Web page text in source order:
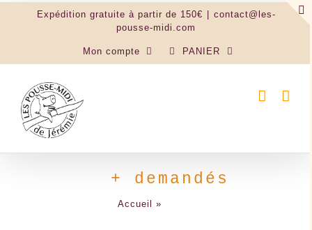
Expédition gratuite à partir de 150€
contact@les-
pousse-midi.com
Mon compte PANIER
+ demandés
Accueil »